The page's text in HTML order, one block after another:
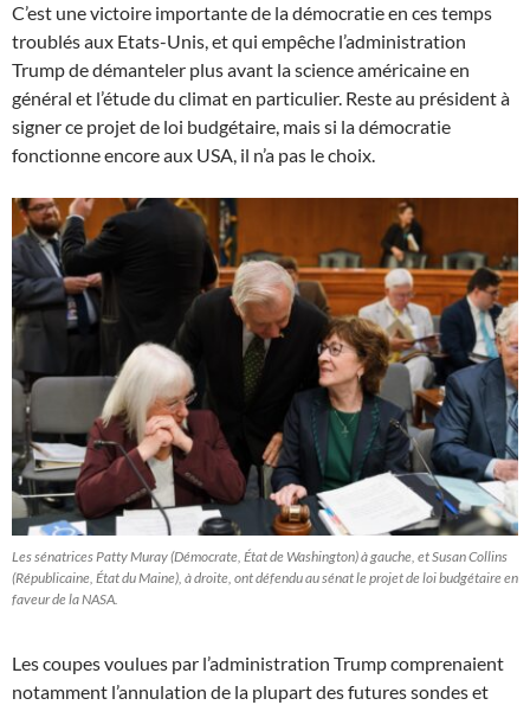
C’est une victoire importante de la démocratie en ces temps
troublés aux Etats-Unis, et qui empêche l’administration
Trump de démanteler plus avant la science américaine en
général et l’étude du climat en particulier. Reste au président à
signer ce projet de loi budgétaire, mais si la démocratie
fonctionne encore aux USA, il n’a pas le choix.
Les sénatrices Patty Muray (Démocrate, État de Washington) à gauche, et Susan Collins
(Républicaine, État du Maine), à droite, ont défendu au sénat le projet de loi budgétaire en
faveur de la NASA.
Les coupes voulues par l’administration Trump comprenaient
notamment l’annulation de la plupart des futures sondes et